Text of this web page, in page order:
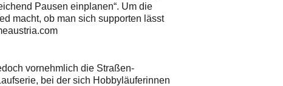
Pausen einplanen“. Um die
macht, ob man sich supporten lässt
vornehmlich die Straßen-
bei der sich Hobbyläuferinnen